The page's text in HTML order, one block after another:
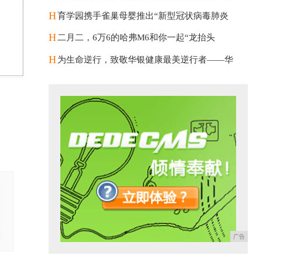
H育学园携手雀巢母婴推出“新型冠状病毒肺炎
H 二月二，6万6的哈弗M6和你一起“龙抬头
H为生命逆行，致敬华银健康最美逆行者——华
广告